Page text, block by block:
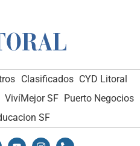
Clasificados CYD Litoral
VivíMejor SF Puerto Negocios
SF